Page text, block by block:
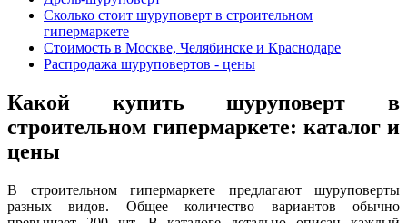
Сколько стоит шуруповерт в строительном
гипермаркете
Стоимость в Москве, Челябинске и Краснодаре
Распродажа шуруповертов - цены
Какой купить шуруповерт в
строительном гипермаркете: каталог и
цены
В строительном гипермаркете предлагают шуруповерты
разных видов. Общее количество вариантов обычно